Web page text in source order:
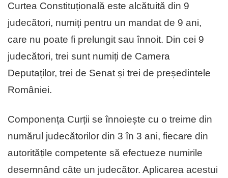
Curtea Constituțională este alcătuită din 9
judecători, numiți pentru un mandat de 9 ani,
care nu poate fi prelungit sau înnoit. Din cei 9
judecători, trei sunt numiți de Camera
Deputaților, trei de Senat și trei de președintele
României.
Componența Curții se înnoiește cu o treime din
numărul judecătorilor din 3 în 3 ani, fiecare din
autoritățile competente să efectueze numirile
desemnând câte un judecător. Aplicarea acestui